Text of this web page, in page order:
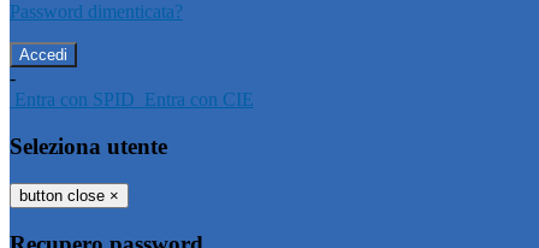
Password dimenticata?
-
Entra con SPID Entra con CIE
Seleziona utente
button close ×